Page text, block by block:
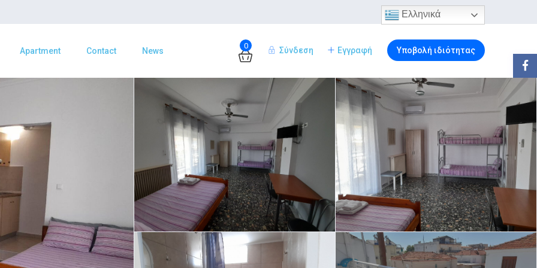
Ελληνικά
0 Σύνδεση Εγγραφή Υποβολή ιδιότητας
Apartment Contact News